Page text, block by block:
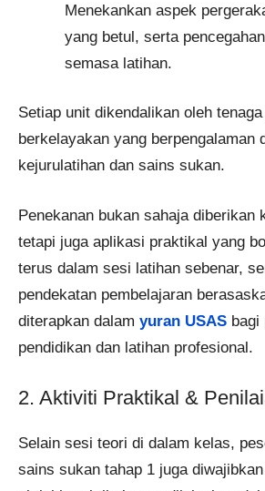
Menekankan aspek
yang betul, serta
semasa latihan.
Setiap unit dikendalikan oleh
berkelayakan yang berpengalaman
kejurulatihan dan sains sukan.
Penekanan bukan sahaja diberikan
tetapi juga aplikasi praktikal yang
terus dalam sesi latihan sebenar,
pendekatan pembelajaran
diterapkan dalam yuran USAS bagi
pendidikan dan latihan profesional.
2. Aktiviti Praktikal &
Selain sesi teori di dalam kelas,
sains sukan tahap 1 juga